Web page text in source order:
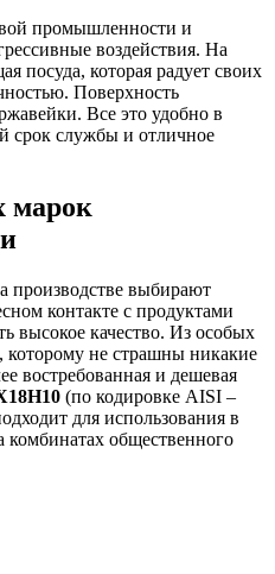
промышленности и
воздействия. На
посуда, которая радует своих
Поверхность
Все это удобно в
срок службы и отличное
марок
производстве выбирают
контакте с продуктами
высокое качество. Из особых
которому не страшны никакие
востребованная и дешевая
(по кодировке AISI –
для использования в
общественного